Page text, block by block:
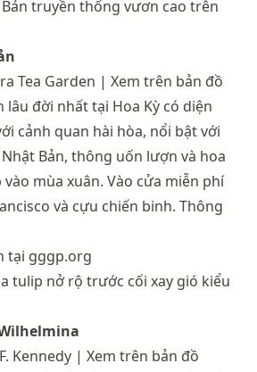
Tea Garden | Xem trên bản đồ
lâu đời nhất tại Hoa Kỳ có diện
cảnh quan hài hòa, nổi bật với
Bản, thông uốn lượn và hoa
mùa xuân. Vào cửa miễn phí
và cựu chiến binh. Thông
tại gggp.org
Kennedy | Xem trên bản đồ